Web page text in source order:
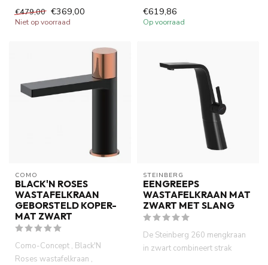
, 2 weg, antibacterieel elec...
€479,00 €369,00
Niet op voorraad
combineert strak design met
hoogwaar...
€619,86
Op voorraad
COMO
BLACK'N ROSES
WASTAFELKRAAN
GEBORSTELD KOPER-
MAT ZWART
Como-Concept , Black'N
Roses wastafelkraan ,
STEINBERG
EENGREEPS
WASTAFELKRAAN MAT
ZWART MET SLANG
De Steinberg 260 mengkraan
in zwart combineert strak